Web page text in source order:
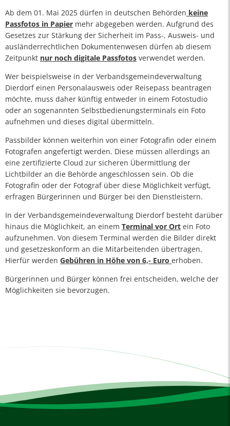
Ab dem 01. Mai 2025 dürfen in deutschen Behörden keine
Passfotos in Papier mehr abgegeben werden. Aufgrund des
Gesetzes zur Stärkung der Sicherheit im Pass-, Ausweis- und
ausländerrechtlichen Dokumentenwesen dürfen ab diesem
Zeitpunkt nur noch digitale Passfotos verwendet werden.
Wer beispielsweise in der Verbandsgemeindeverwaltung
Dierdorf einen Personalausweis oder Reisepass beantragen
möchte, muss daher künftig entweder in einem Fotostudio
oder an sogenannten Selbstbedienungsterminals ein Foto
aufnehmen und dieses digital übermitteln.
Passbilder können weiterhin von einer Fotografin oder einem
Fotografen angefertigt werden. Diese müssen allerdings an
eine zertifizierte Cloud zur sicheren Übermittlung der
Lichtbilder an die Behörde angeschlossen sein. Ob die
Fotografin oder der Fotograf über diese Möglichkeit verfügt,
erfragen Bürgerinnen und Bürger bei den Dienstleistern.
In der Verbandsgemeindeverwaltung Dierdorf besteht darüber
hinaus die Möglichkeit, an einem Terminal vor Ort ein Foto
aufzunehmen. Von diesem Terminal werden die Bilder direkt
und gesetzeskonform an die Mitarbeitenden übertragen.
Hierfür werden Gebühren in Höhe von 6,- Euro erhoben.
Bürgerinnen und Bürger können frei entscheiden, welche der
Möglichkeiten sie bevorzugen.